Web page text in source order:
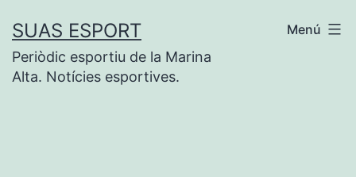
contenido
SUAS ESPORT
Periòdic esportiu de la Marina
Alta. Notícies esportives.
Menú